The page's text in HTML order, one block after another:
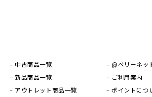
中古商品一覧
新品商品一覧
アウトレット商品一覧
@ベリーネッ
ご利用案内
ポイントにつ